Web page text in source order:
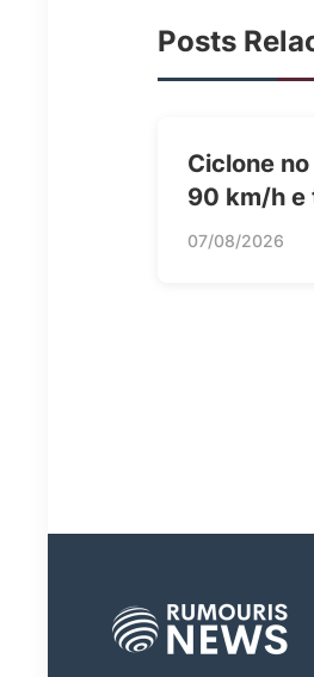
Posts
Ciclone
90 km/h e
07/08/2026